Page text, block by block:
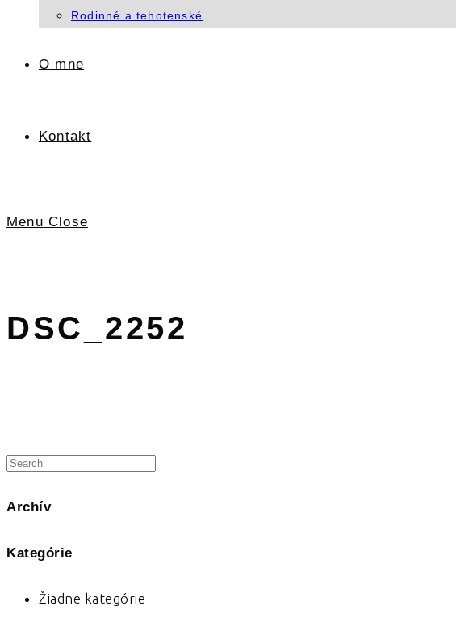
Rodinné a tehotenské
O mne
Kontakt
Menu Close
DSC_2252
Archív
Kategórie
Žiadne kategórie